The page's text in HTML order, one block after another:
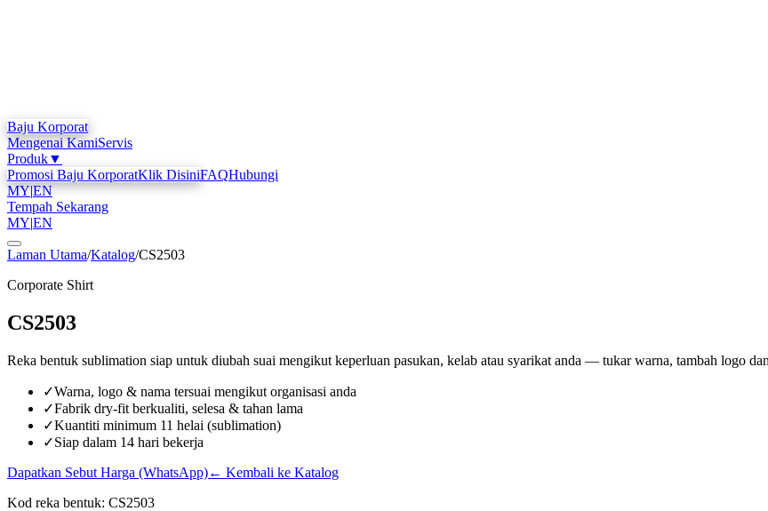
Baju Korporat
Mengenai KamiServis
Produk▼
Promosi Baju KorporatKlik DisiniFAQHubungi
MY|EN
Tempah Sekarang
MY|EN
Laman Utama/Katalog/CS2503
Corporate Shirt
CS2503
Reka bentuk sublimation siap untuk diubah suai mengikut keperluan pasukan, kelab atau syarikat anda — tukar warna, tambah logo
✓Warna, logo & nama tersuai mengikut organisasi anda
✓Fabrik dry-fit berkualiti, selesa & tahan lama
✓Kuantiti minimum 11 helai (sublimation)
✓Siap dalam 14 hari bekerja
Dapatkan Sebut Harga (WhatsApp)← Kembali ke Katalog
Kod reka bentuk: CS2503